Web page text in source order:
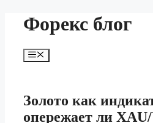
ПерейтиФорекс блог
Меню
Золото как
опережает ли